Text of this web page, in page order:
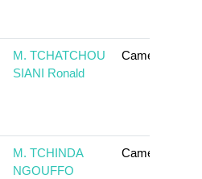
M. TCHATCHOU
SIANI Ronald
Cameroun
M. TCHINDA
NGOUFFO
Cameroun